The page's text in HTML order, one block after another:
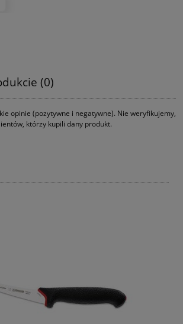
(0)
opinie (pozytywne i negatywne). Nie weryfikujemy,
którzy kupili dany produkt.